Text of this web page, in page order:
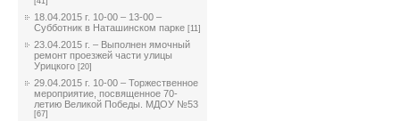
18.04.2015 г. 10-00 – 13-00 –
Субботник в Наташинском парке [11]
23.04.2015 г. – Выполнен ямочный
ремонт проезжей части улицы
Урицкого [20]
29.04.2015 г. 10-00 – Торжественное
мероприятие, посвященное 70-
летию Великой Победы. МДОУ №53
[67]